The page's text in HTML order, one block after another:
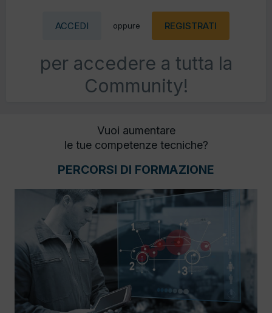
ACCEDI oppure REGISTRATI
per accedere a tutta la
Community!
Vuoi aumentare
le tue competenze tecniche?
PERCORSI DI FORMAZIONE